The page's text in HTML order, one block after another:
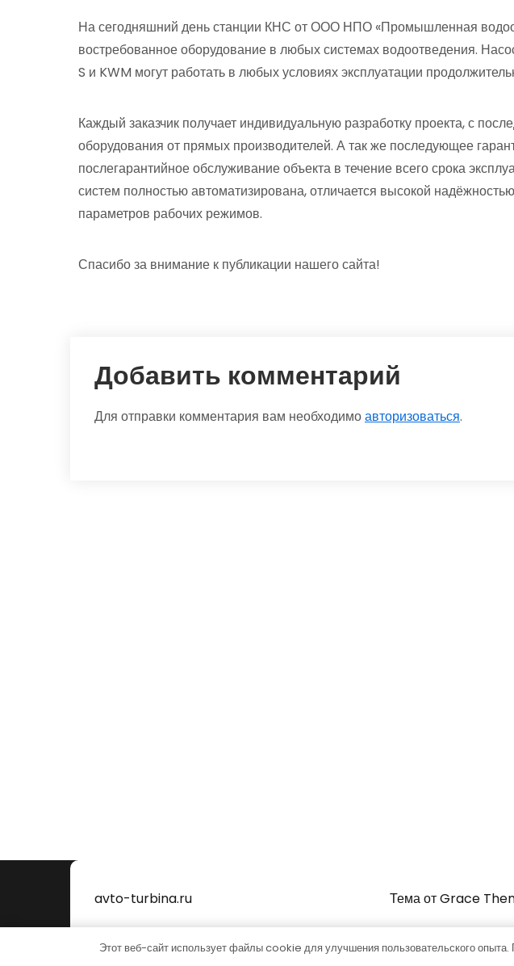
На сегодняшний день станции КНС от ООО НПО «Промышленная
востребованное оборудование в любых системах водоотведения.
S и KWM могут работать в любых условиях эксплуатации
Каждый заказчик получает индивидуальную разработку проекта, с
оборудования от прямых производителей. А так же последующее
послегарантийное обслуживание объекта в течение всего срока
систем полностью автоматизирована, отличается высокой
параметров рабочих режимов.
Спасибо за внимание к публикации нашего сайта!
Добавить комментарий
Для отправки комментария вам необходимоавторизоваться.
avto-turbina.ru Тема от Grace
Этот веб-сайт использует файлы cookie для улучшения пользовательского